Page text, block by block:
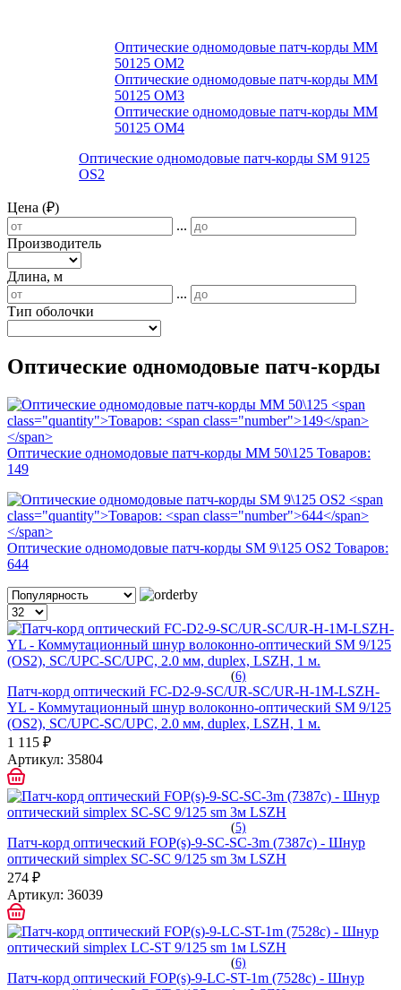
Оптические одномодовые патч-корды MM
50125 ОМ2
Оптические одномодовые патч-корды MM
50125 ОМ3
Оптические одномодовые патч-корды MM
50125 ОМ4
Оптические одномодовые патч-корды SM 9125
OS2
Цена (₽)
...
Производитель
Длина, м
...
Тип оболочки
Оптические одномодовые патч-корды
Оптические одномодовые патч-корды MM 50\125 Товаров:
149
Оптические одномодовые патч-корды SM 9\125 OS2 Товаров:
644
(6)
Патч-корд оптический FC-D2-9-SC/UR-SC/UR-H-1M-LSZH-
YL - Коммутационный шнур волоконно-оптический SM 9/125
(OS2), SC/UPC-SC/UPC, 2.0 мм, duplex, LSZH, 1 м.
1 115 ₽
Артикул: 35804
(5)
Патч-корд оптический FOP(s)-9-SC-SC-3m (7387c) - Шнур
оптический simplex SC-SC 9/125 sm 3м LSZH
274 ₽
Артикул: 36039
(6)
Патч-корд оптический FOP(s)-9-LC-ST-1m (7528c) - Шнур